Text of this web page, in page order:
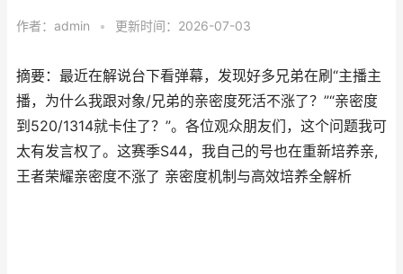
作者： admin • 更新时间：2026-07-03
摘要：最近在解说台下看弹幕，发现好多兄弟在刷“主播主
播，为什么我跟对象/兄弟的亲密度死活不涨了？”“亲密度
到520/1314就卡住了？”。各位观众朋友们，这个问题我可
太有发言权了。这赛季S44，我自己的号也在重新培养亲,
王者荣耀亲密度不涨了 亲密度机制与高效培养全解析